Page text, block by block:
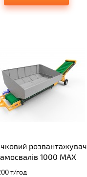
розвантажувач
1000 MAX
т/год